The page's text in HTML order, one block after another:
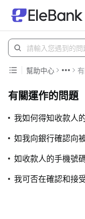
幫助中心
有關運作的問題